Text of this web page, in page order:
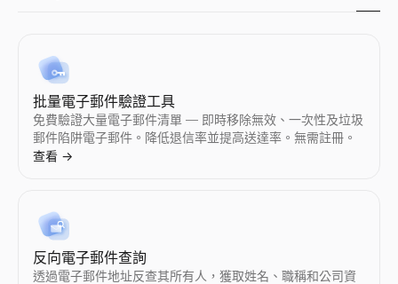
Instagram 假粉檢測
即時檢測 Instagram 假粉絲。我們的免費工具分析互動率、粉絲
查看→
Instagram 粉絲數查詢
查看→
TikTok 假粉檢測
即時檢測 TikTok 假粉絲。我們的免費工具分析互動率、粉絲質量
查看→
TikTok 粉絲數查詢
查看→
YouTube 粉絲數查詢
檢視任意 YouTube 頻道的實時訂閱者數和頻道統計。檢視訂閱者
查看→
YouTube 假粉檢測
查看→
X 個人檔案檢視器
匿名檢視公開的 X（Twitter）個人檔案 —— 無需登入。瀏覽任何
查看→
Twitter個人資料搜尋
查看→
LinkedIn 潛在客戶資格鑑定器
貼上 LinkedIn 貼文——查看作者是否是買家並獲得個性化回覆。
查看→
LinkedIn 檔案擷取器
查看→
批量電子郵件驗證工具
免費驗證大量電子郵件清單 — 即時移除無效、一次性及垃圾
郵件陷阱電子郵件。降低退信率並提高送達率。無需註冊。
查看 →
反向電子郵件查詢
透過電子郵件地址反查其所有人，獲取姓名、職稱和公司資